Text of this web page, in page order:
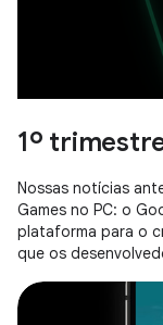
1º
Nossas notícias
Games no PC: o
plataforma para o
que os